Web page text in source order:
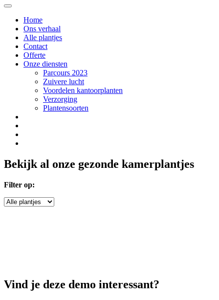
Home
Ons verhaal
Alle plantjes
Contact
Offerte
Onze diensten
Parcours 2023
Zuivere lucht
Voordelen kantoorplanten
Verzorging
Plantensoorten
Bekijk al onze gezonde kamerplantjes
Filter op:
Vind je deze demo interessant?